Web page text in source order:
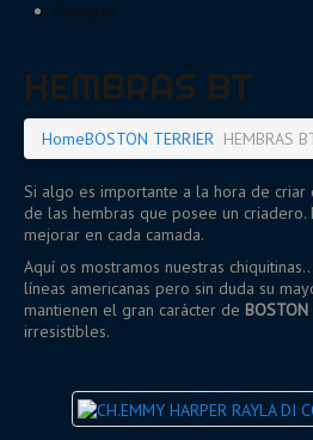
Contacto
HEMBRAS BT
HomeBOSTON TERRIER HEMBRAS
Si algo es importante a la hora de criar
de las hembras que posee un
mejorar en cada camada.
Aquí os mostramos nuestras
líneas americanas pero sin duda su
mantienen el gran carácter de BOSTON
irresistibles.